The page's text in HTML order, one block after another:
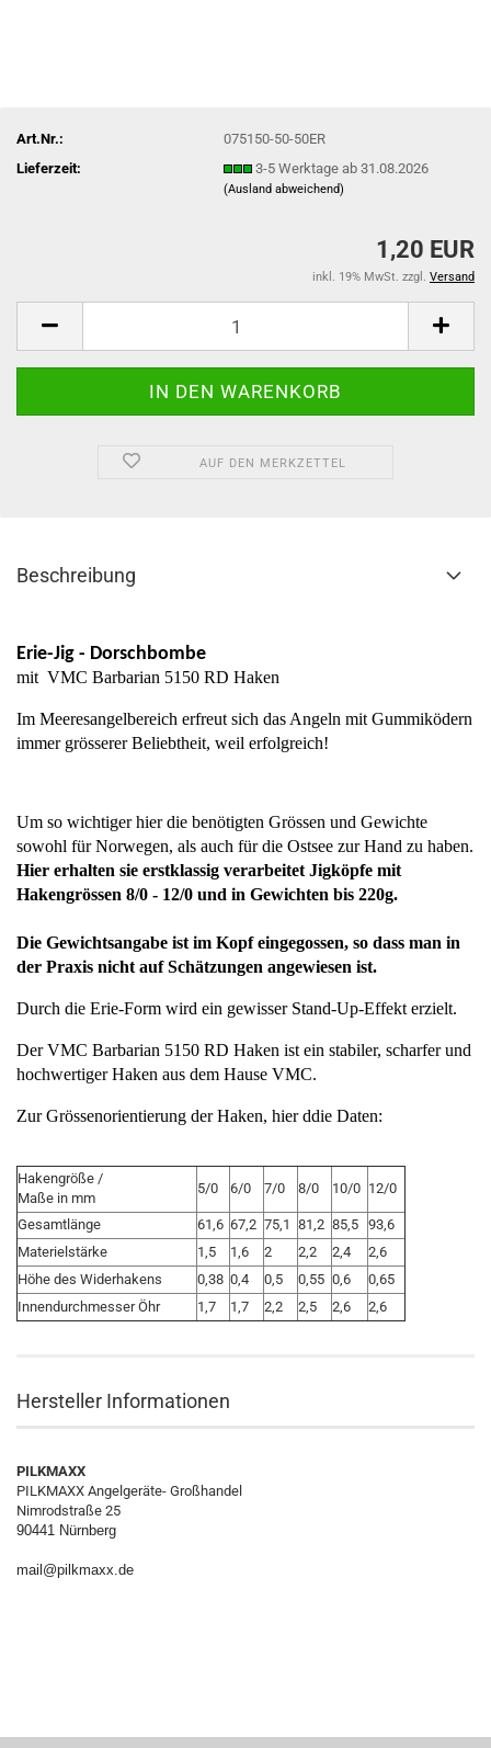
Art.Nr.:
075150-50-50ER
Lieferzeit:
3-5 Werktage ab 31.08.2026
(Ausland abweichend)
1,20 EUR
inkl. 19% MwSt. zzgl. Versand
AUF DEN MERKZETTEL
Beschreibung
Erie-Jig - Dorschbombe
mit VMC Barbarian 5150 RD Haken
Im Meeresangelbereich erfreut sich das Angeln mit Gummiködern
immer grösserer Beliebtheit, weil erfolgreich!
Um so wichtiger hier die benötigten Grössen und Gewichte
sowohl für Norwegen, als auch für die Ostsee zur Hand zu haben.
Hier erhalten sie erstklassig verarbeitet Jigköpfe mit
Hakengrössen 8/0 - 12/0 und in Gewichten bis 220g.
Die Gewichtsangabe ist im Kopf eingegossen, so dass man in
der Praxis nicht auf Schätzungen angewiesen ist.
Durch die Erie-Form wird ein gewisser Stand-Up-Effekt erzielt.
Der VMC Barbarian 5150 RD Haken ist ein stabiler, scharfer und
hochwertiger Haken aus dem Hause VMC.
Zur Grössenorientierung der Haken, hier ddie Daten:
Hakengröße /
Maße in mm
5/0 6/0 7/0 8/0 10/0 12/0
Gesamtlänge 61,6 67,2 75,1 81,2 85,5 93,6
Materielstärke
1,5 1,6 2 2,2 2,4
2,6
Höhe des Widerhakens
0,38 0,4 0,5 0,55 0,6
0,65
Innendurchmesser Öhr
1,7 1,7 2,2 2,5 2,6 2,6
Hersteller Informationen
PILKMAXX
PILKMAXX Angelgeräte- Großhandel
Nimrodstraße 25
90441 Nürnberg
mail@pilkmaxx.de